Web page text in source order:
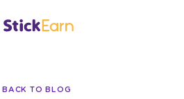
BACK TO BLOG